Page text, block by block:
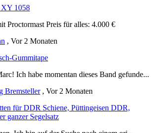
XY 1058
Proctormast Preis für alles: 4.000 €
, Vor 2 Monaten
Gummitape
Ich habe momentan dieses Band gefunde...
Bremsteller, Vor 2 Monaten
für DDR Schiene, Püttingeisen DDR,
ganzer Segelsatz